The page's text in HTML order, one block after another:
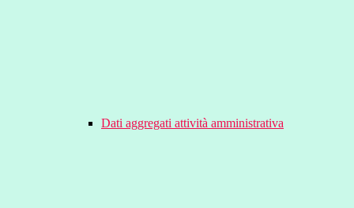
Dati aggregati attività amministrativa